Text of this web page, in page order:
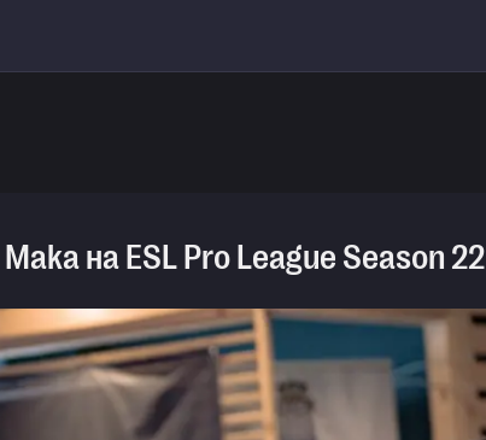
на ESL Pro League Season 22